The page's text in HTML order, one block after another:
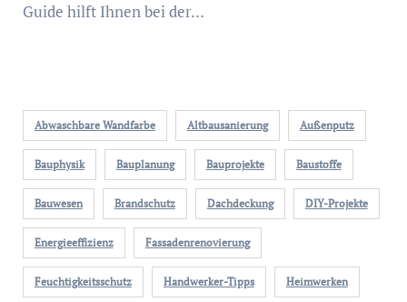
Guide hilft Ihnen bei der…
Abwaschbare Wandfarbe Altbausanierung Außenputz
Bauphysik Bauplanung Bauprojekte Baustoffe
Bauwesen Brandschutz Dachdeckung DIY-Projekte
Energieeffizienz Fassadenrenovierung
Feuchtigkeitsschutz Handwerker-Tipps Heimwerken